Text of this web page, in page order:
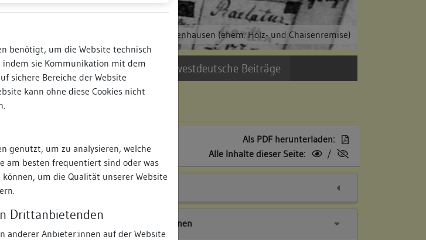
benötigt, um die Website technisch
indem sie Kommunikation mit dem
sichere Bereiche der Website
kann ohne diese Cookies nicht
genutzt, um zu analysieren, welche
am besten frequentiert sind oder was
um die Qualität unserer Website
Drittanbietenden
anderer Anbieter:innen auf der Website
Kloster Bebenhausen (ehem. Holz- und Chaisenremise)
Freie Bauforscher:innen Südwestdeutsche Beiträge
10)
Als PDF herunterladen:
Alle Inhalte dieser Seite:
/
Zugeordnete Dokumentationen